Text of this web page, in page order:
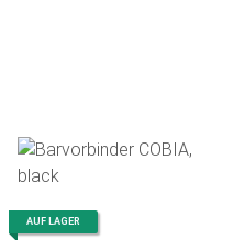
AUF LAGER